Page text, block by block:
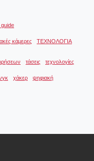
κάμερες ΤΕΧΝΟΛΟΓΙΑ
τάσεις τεχνολογίες
χάκερ ψηφιακή